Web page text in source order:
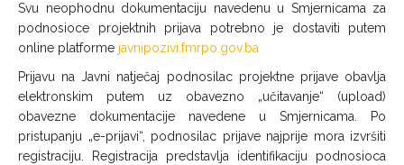
Svu neophodnu dokumentaciju navedenu u Smjernicama za
podnosioce projektnih prijava potrebno je dostaviti putem
online platforme javnipozivi.fmrpo.gov.ba
Prijavu na Javni natječaj podnosilac projektne prijave obavlja
elektronskim putem uz obavezno „učitavanje“ (upload)
obavezne dokumentacije navedene u Smjernicama. Po
pristupanju „e-prijavi“, podnosilac prijave najprije mora izvršiti
registraciju. Registracija predstavlja identifikaciju podnosioca